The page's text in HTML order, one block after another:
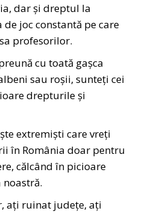
dar și dreptul la
joc constantă pe care
profesorilor.
cu toată gașca
sau roșii, sunteți cei
drepturile și
extremiști care vreți
în România doar pentru
călcând în picioare
ați ruinat județe, ați